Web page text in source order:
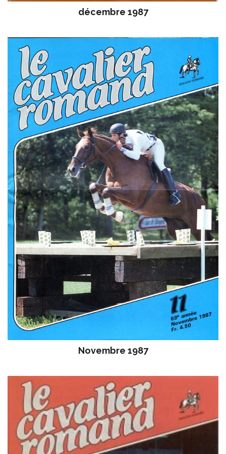
décembre 1987
Novembre 1987